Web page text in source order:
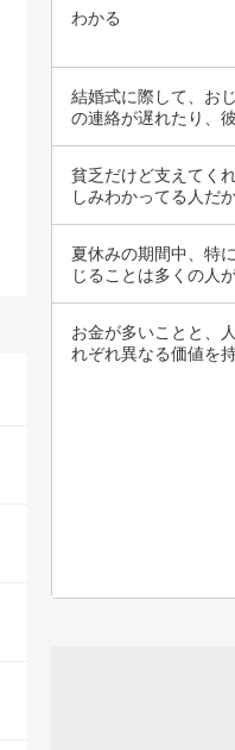
わかる
結婚式に際して、お
の連絡が遅れたり、
貧乏だけど支えてく
しみわかってる人だ
夏休みの期間中、特
じることは多くの人
お金が多いことと、
れぞれ異なる価値を